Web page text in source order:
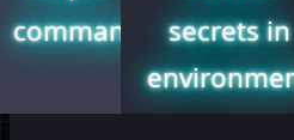
commands
secrets in